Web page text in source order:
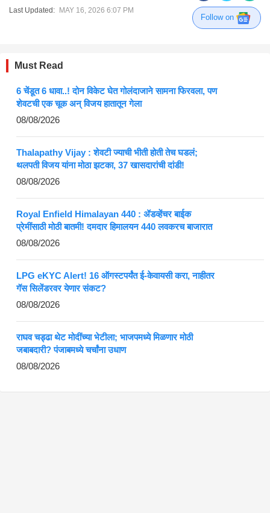
Last Updated: MAY 16, 2026 6:07 PM
Follow on
Must Read
6 चेंडूत 6 धावा..! दोन विकेट घेत गोलंदाजाने सामना फिरवला, पण
शेवटची एक चूक अन् विजय हातातून गेला
08/08/2026
Thalapathy Vijay : शेवटी ज्याची भीती होती तेच घडलं;
थलपती विजय यांना मोठा झटका, 37 खासदारांची दांडी!
08/08/2026
Royal Enfield Himalayan 440 : ॲडव्हेंचर बाईक
प्रेमींसाठी मोठी बातमी! दमदार हिमालयन 440 लवकरच बाजारात
08/08/2026
LPG eKYC Alert! 16 ऑगस्टपर्यंत ई-केवायसी करा, नाहीतर
गॅस सिलेंडरवर येणार संकट?
08/08/2026
राघव चड्ढा थेट मोदींच्या भेटीला; भाजपमध्ये मिळणार मोठी
जबाबदारी? पंजाबमध्ये चर्चांना उधाण
08/08/2026